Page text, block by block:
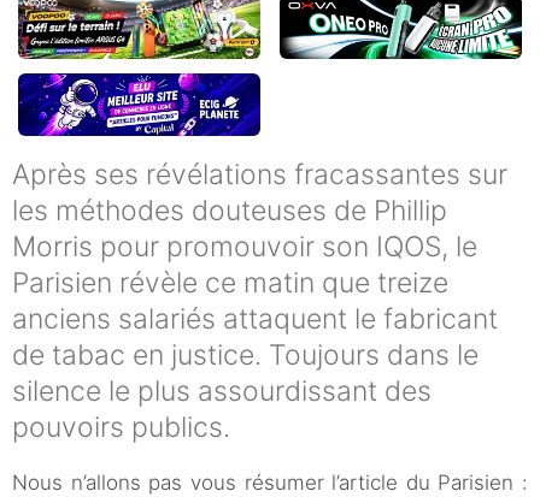
Après ses révélations fracassantes sur
les méthodes douteuses de Phillip
Morris pour promouvoir son IQOS, le
Parisien révèle ce matin que treize
anciens salariés attaquent le fabricant
de tabac en justice. Toujours dans le
silence le plus assourdissant des
pouvoirs publics.
Nous n’allons pas vous résumer l’article du Parisien :